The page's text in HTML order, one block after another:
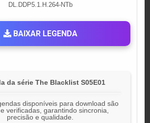
DL.DDP5.1.H.264-NTb
BAIXAR LEGENDA
da série The Blacklist S05E01
disponíveis para download são
verificadas, garantindo sincronia,
precisão e qualidade.